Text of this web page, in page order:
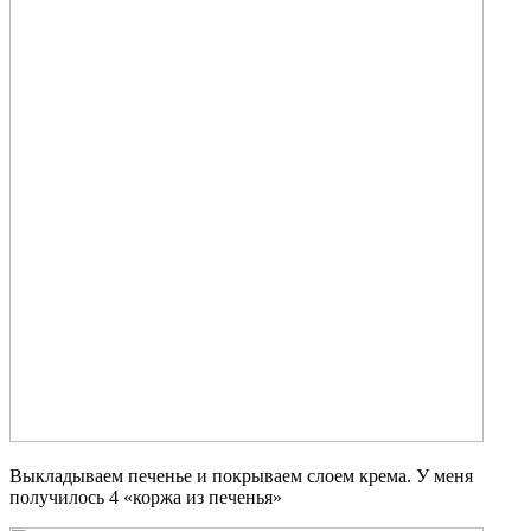
Выкладываем печенье и покрываем слоем крема. У меня
получилось 4 «коржа из печенья»